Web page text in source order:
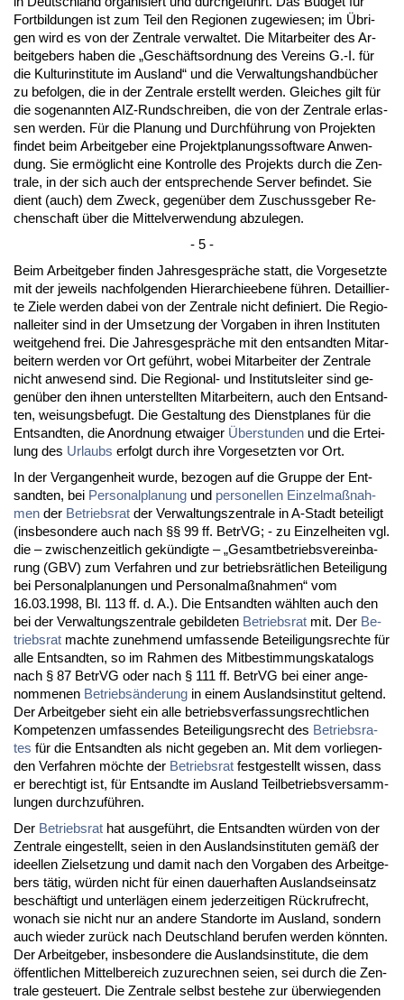
Fort­bil­dun­gen ist zum Teil den Re­gio­nen zu­ge­wie­sen; im Übri­
gen wird es von der Zen­tra­le ver­wal­tet. Die Mit­ar­bei­ter des Ar­
beit­ge­bers ha­ben die „Geschäfts­ord­nung des Ver­eins G.-I. für
die Kul­tur­in­sti­tu­te im Aus­land“ und die Ver­wal­tungs­handbücher
zu be­fol­gen, die in der Zen­tra­le er­stellt wer­den. Glei­ches gilt für
die so­ge­nann­ten AIZ-Rund­schrei­ben, die von der Zen­tra­le er­las­
sen wer­den. Für die Pla­nung und Durchführung von Pro­jek­ten
fin­det beim Ar­beit­ge­ber ei­ne Pro­jekt­pla­nungs­soft­ware An­wen­
dung. Sie ermöglicht ei­ne Kon­trol­le des Pro­jekts durch die Zen­
tra­le, in der sich auch der ent­spre­chen­de Ser­ver be­fin­det. Sie
dient (auch) dem Zweck, ge­genüber dem Zu­schuss­ge­ber Re­
chen­schaft über die Mit­tel­ver­wen­dung ab­zu­le­gen.
- 5 -
Beim Ar­beit­ge­ber fin­den Jah­res­gespräche statt, die Vor­ge­setz­te
mit der je­weils nach­fol­gen­den Hier­ar­chie­ebe­ne führen. De­tail­lier­
te Zie­le wer­den da­bei von der Zen­tra­le nicht de­fi­niert. Die Re­gio­
nal­lei­ter sind in der Um­set­zung der Vor­ga­ben in ih­ren In­sti­tu­ten
weit­ge­hend frei. Die Jah­res­gespräche mit den ent­sand­ten Mit­ar­
bei­tern wer­den vor Ort geführt, wo­bei Mit­ar­bei­ter der Zen­tra­le
nicht an­we­send sind. Die Re­gio­nal- und In­sti­tuts­lei­ter sind ge­
genüber den ih­nen un­ter­stell­ten Mit­ar­bei­tern, auch den Ent­sand­
ten, wei­sungs­be­fugt. Die Ge­stal­tung des Dienst­pla­nes für die
Ent­sand­ten, die An­ord­nung et­wai­ger Über­stun­den und die Er­tei­
lung des Ur­laubs er­folgt durch ih­re Vor­ge­setz­ten vor Ort.
In der Ver­gan­gen­heit wur­de, be­zo­gen auf die Grup­pe der Ent­
sand­ten, bei Per­so­nal­pla­nung und per­so­nel­len Ein­zel­maßnah­
men der Be­triebs­rat der Ver­wal­tungs­zen­tra­le in A-Stadt be­tei­ligt
(ins­be­son­de­re auch nach §§ 99 ff. Be­trVG; - zu Ein­zel­hei­ten vgl.
die – zwi­schen­zeit­lich gekündig­te – „Ge­samt­be­triebs­ver­ein­ba­
rung (GBV) zum Ver­fah­ren und zur be­triebsrätli­chen Be­tei­li­gung
bei Per­so­nal­pla­nun­gen und Per­so­nal­maßnah­men“ vom
16.03.1998, Bl. 113 ff. d. A.). Die Ent­sand­ten wähl­ten auch den
bei der Ver­wal­tungs­zen­tra­le ge­bil­de­ten Be­triebs­rat mit. Der Be­
triebs­rat mach­te zu­neh­mend um­fas­sen­de Be­tei­li­gungs­rech­te für
al­le Ent­sand­ten, so im Rah­men des Mit­be­stim­mungs­ka­ta­logs
nach § 87 Be­trVG oder nach § 111 ff. Be­trVG bei ei­ner an­ge­
nom­me­nen Be­triebsände­rung in ei­nem Aus­lands­in­sti­tut gel­tend.
Der Ar­beit­ge­ber sieht ein al­le be­triebs­ver­fas­sungs­recht­li­chen
Kom­pe­ten­zen um­fas­sen­des Be­tei­li­gungs­recht des Be­triebs­ra­
tes für die Ent­sand­ten als nicht ge­ge­ben an. Mit dem vor­lie­gen­
den Ver­fah­ren möch­te der Be­triebs­rat fest­ge­stellt wis­sen, dass
er be­rech­tigt ist, für Ent­sand­te im Aus­land Teil­be­triebs­ver­samm­
lun­gen durch­zuführen.
Der Be­triebs­rat hat aus­geführt, die Ent­sand­ten würden von der
Zen­tra­le ein­ge­stellt, sei­en in den Aus­lands­in­sti­tu­ten gemäß der
ide­el­len Ziel­set­zung und da­mit nach den Vor­ga­ben des Ar­beit­ge­
bers tätig, würden nicht für ei­nen dau­er­haf­ten Aus­lands­ein­satz
beschäftigt und un­terlägen ei­nem je­der­zei­ti­gen Rück­ruf­recht,
wo­nach sie nicht nur an an­de­re Stand­or­te im Aus­land, son­dern
auch wie­der zurück nach Deutsch­land be­ru­fen wer­den könn­ten.
Der Ar­beit­ge­ber, ins­be­son­de­re die Aus­lands­in­sti­tu­te, die dem
öffent­li­chen Mit­tel­be­reich zu­zu­rech­nen sei­en, sei durch die Zen­
tra­le ge­steu­ert. Die Zen­tra­le selbst be­ste­he zur über­wie­gen­den